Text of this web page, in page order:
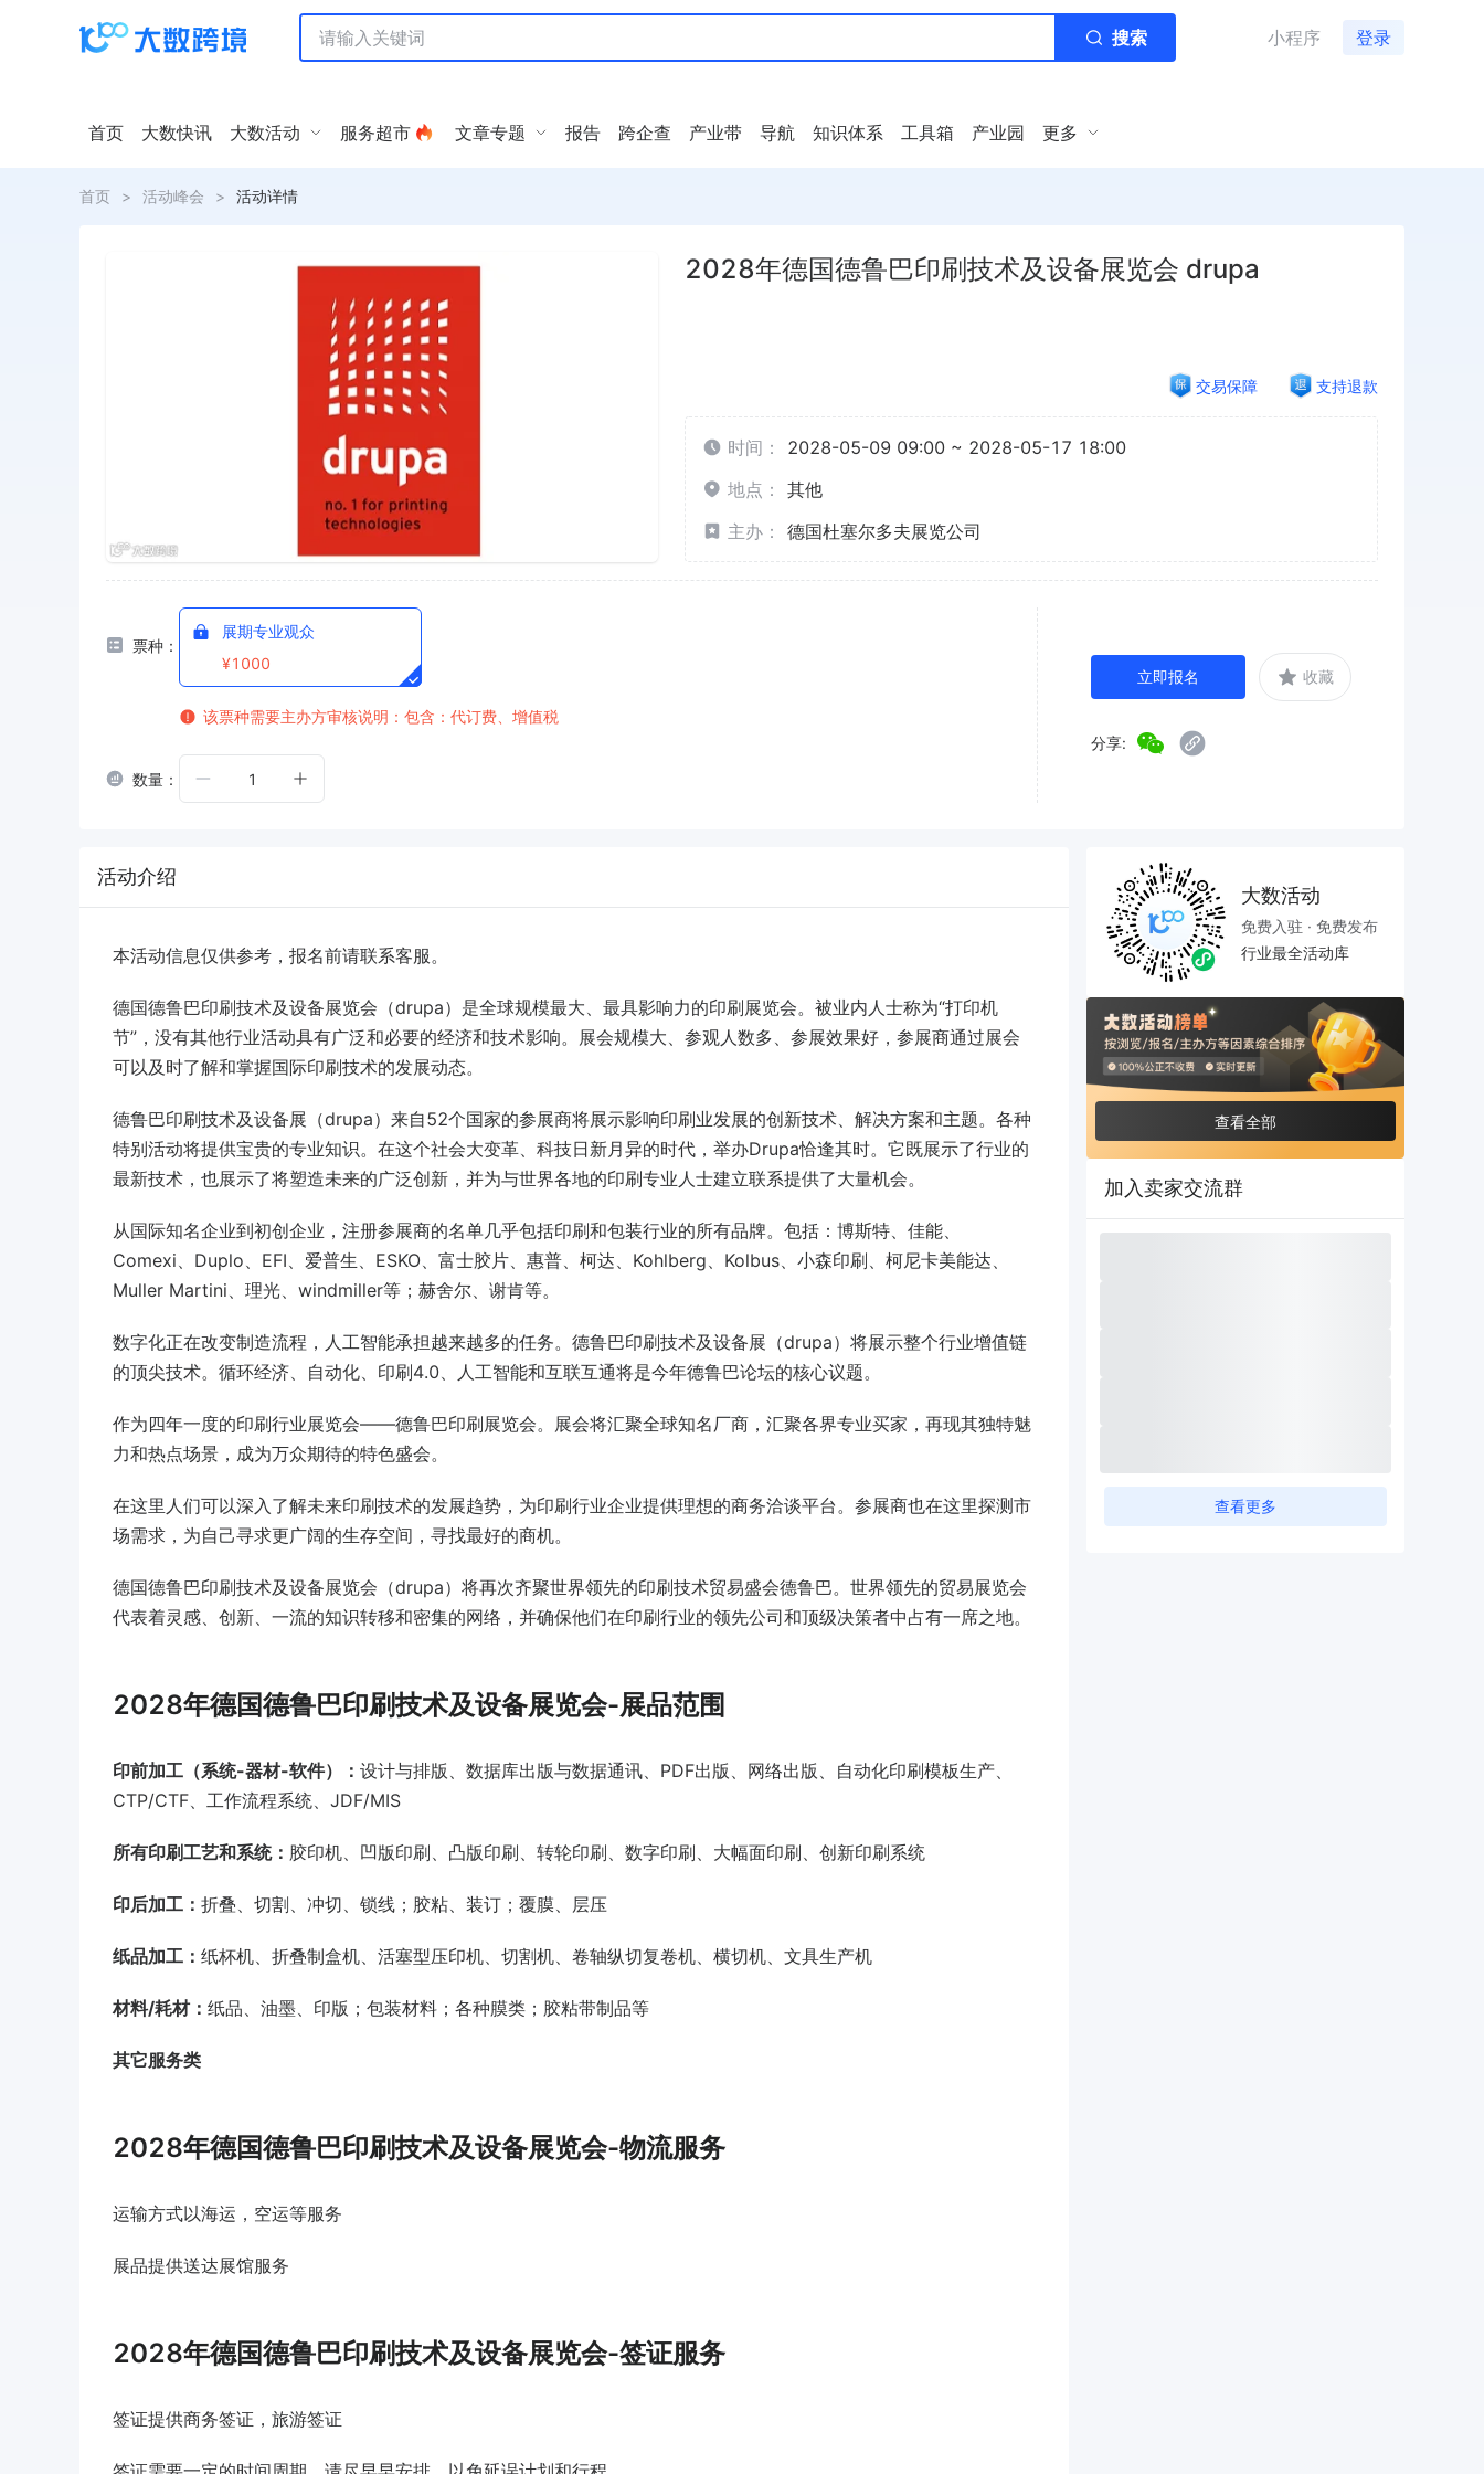
搜索 小程序 登录
首页 大数快讯 大数活动 服务超市 文章专题 报告 跨企查 产业带 导航 知识体系 工具箱 产业园 更多
首页 > 活动峰会 > 活动详情
2028年德国德鲁巴印刷技术及设备展览会 drupa
交易保障 支持退款
时间：
2028-05-09 09:00 ~ 2028-05-17 18:00
地点：
其他
主办：
德国杜塞尔多夫展览公司
票种：
展期专业观众
¥1000
该票种需要主办方审核说明：包含：代订费、增值税
数量： 1
立即报名 收藏
分享:
活动介绍
本活动信息仅供参考，报名前请联系客服。
德国德鲁巴印刷技术及设备展览会（drupa）是全球规模最大、最具影响力的印刷展览会。被业内人士称为“打印机
节”，没有其他行业活动具有广泛和必要的经济和技术影响。展会规模大、参观人数多、参展效果好，参展商通过展会
可以及时了解和掌握国际印刷技术的发展动态。
德鲁巴印刷技术及设备展（drupa）来自52个国家的参展商将展示影响印刷业发展的创新技术、解决方案和主题。各种
特别活动将提供宝贵的专业知识。在这个社会大变革、科技日新月异的时代，举办Drupa恰逢其时。它既展示了行业的
最新技术，也展示了将塑造未来的广泛创新，并为与世界各地的印刷专业人士建立联系提供了大量机会。
从国际知名企业到初创企业，注册参展商的名单几乎包括印刷和包装行业的所有品牌。包括：博斯特、佳能、
Comexi、Duplo、EFI、爱普生、ESKO、富士胶片、惠普、柯达、Kohlberg、Kolbus、小森印刷、柯尼卡美能达、
Muller Martini、理光、windmiller等；赫舍尔、谢肯等。
数字化正在改变制造流程，人工智能承担越来越多的任务。德鲁巴印刷技术及设备展（drupa）将展示整个行业增值链
的顶尖技术。循环经济、自动化、印刷4.0、人工智能和互联互通将是今年德鲁巴论坛的核心议题。
作为四年一度的印刷行业展览会——德鲁巴印刷展览会。展会将汇聚全球知名厂商，汇聚各界专业买家，再现其独特魅
力和热点场景，成为万众期待的特色盛会。
在这里人们可以深入了解未来印刷技术的发展趋势，为印刷行业企业提供理想的商务洽谈平台。参展商也在这里探测市
场需求，为自己寻求更广阔的生存空间，寻找最好的商机。
德国德鲁巴印刷技术及设备展览会（drupa）将再次齐聚世界领先的印刷技术贸易盛会德鲁巴。世界领先的贸易展览会
代表着灵感、创新、一流的知识转移和密集的网络，并确保他们在印刷行业的领先公司和顶级决策者中占有一席之地。
2028年德国德鲁巴印刷技术及设备展览会-展品范围
印前加工（系统-器材-软件）： 设计与排版、数据库出版与数据通讯、PDF出版、网络出版、自动化印刷模板生产、
CTP/CTF、工作流程系统、JDF/MIS
所有印刷工艺和系统： 胶印机、凹版印刷、凸版印刷、转轮印刷、数字印刷、大幅面印刷、创新印刷系统
印后加工： 折叠、切割、冲切、锁线；胶粘、装订；覆膜、层压
纸品加工： 纸杯机、折叠制盒机、活塞型压印机、切割机、卷轴纵切复卷机、横切机、文具生产机
材料/耗材： 纸品、油墨、印版；包装材料；各种膜类；胶粘带制品等
其它服务类
2028年德国德鲁巴印刷技术及设备展览会-物流服务
运输方式以海运，空运等服务
展品提供送达展馆服务
2028年德国德鲁巴印刷技术及设备展览会-签证服务
签证提供商务签证，旅游签证
大数活动
免费入驻 · 免费发布
行业最全活动库
查看全部
加入卖家交流群
查看更多